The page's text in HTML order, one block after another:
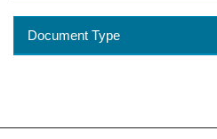
Document Type